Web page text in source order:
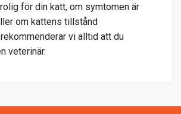
för din katt, om symtomen är
om kattens tillstånd
vi alltid att du
veterinär.